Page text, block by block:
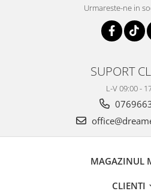
Urmareste-ne in
SUPORT
L-V 09:00 -
MAGAZINUL
CLIENTI